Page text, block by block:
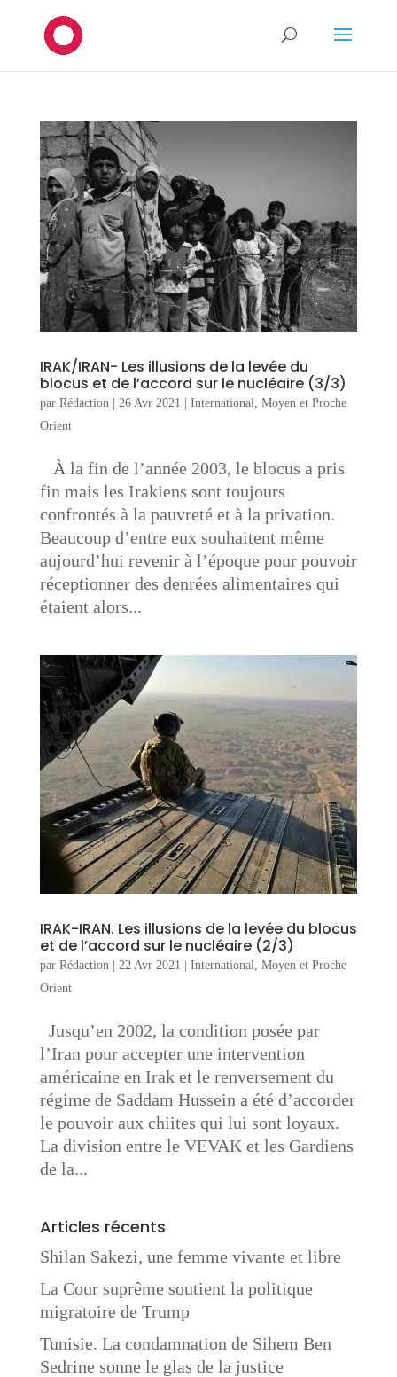
IRAK/IRAN- Les illusions de la levée du
blocus et de l’accord sur le nucléaire (3/3)
par Rédaction | 26 Avr 2021 | International Moyen et Proche
Orient
À la fin de l’année 2003, le blocus a pris
fin mais les Irakiens sont toujours
confrontés à la pauvreté et à la privation.
Beaucoup d’entre eux souhaitent même
aujourd’hui revenir à l’époque pour pouvoir
réceptionner des denrées alimentaires qui
étaient alors...
IRAK-IRAN. Les illusions de la levée du blocus
et de l’accord sur le nucléaire (2/3)
par Rédaction | 22 Avr 2021 | International Moyen et Proche
Orient
Jusqu’en 2002, la condition posée par
l’Iran pour accepter une intervention
américaine en Irak et le renversement du
régime de Saddam Hussein a été d’accorder
le pouvoir aux chiites qui lui sont loyaux.
La division entre le VEVAK et les Gardiens
de la...
Articles récents
Shilan Sakezi, une femme vivante et libre
La Cour suprême soutient la politique
migratoire de Trump
Tunisie. La condamnation de Sihem Ben
Sedrine sonne le glas de la justice